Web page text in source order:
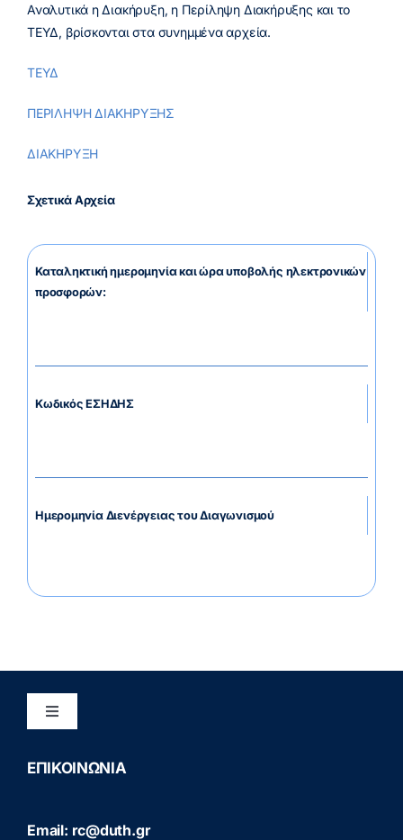
Αναλυτικά η Διακήρυξη, η Περίληψη Διακήρυξης και το
ΤΕΥΔ, βρίσκονται στα συνημμένα αρχεία.
ΤΕΥΔ
ΠΕΡΙΛΗΨΗ ΔΙΑΚΗΡΥΞΗΣ
ΔΙΑΚΗΡΥΞΗ
Σχετικά Αρχεία
Καταληκτική ημερομηνία και ώρα υποβολής ηλεκτρονικών
προσφορών:
Κωδικός ΕΣΗΔΗΣ
Ημερομηνία Διενέργειας του Διαγωνισμού
Toggle
Διασφάλιση Ποιότητας
(GDPR)
ΕΠΙΚΟΙΝΩΝΙΑ
Email: rc@duth.gr